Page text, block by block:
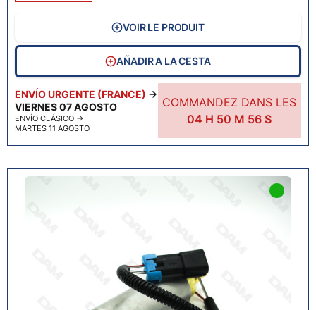
ENVÍO URGENTE (FRANCE) →
VIERNES 07 AGOSTO
ENVÍO CLÁSICO →
MARTES 11 AGOSTO
COMMANDEZ DANS LES
04 H 50 M 55 S
VOIR LE PRODUIT
AÑADIR A LA CESTA